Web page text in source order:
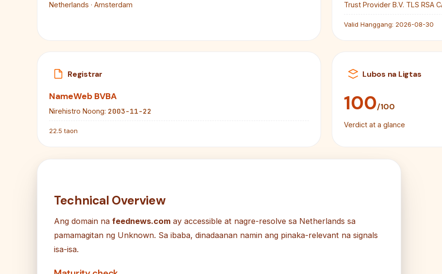
Netherlands · Amsterdam Trust Provider B.V. TLS RSA
Valid Hanggang: 2026-08-30
Registrar
NameWeb BVBA
Nirehistro Noong: 2003-11-22
22.5 taon
Lubos na Ligtas
100/100
Verdict at a glance
Technical Overview
Ang domain na feednews.com ay accessible at nagre-resolve sa Netherlands sa
pamamagitan ng Unknown. Sa ibaba, dinadaanan namin ang pinaka-relevant na signals
isa-isa.